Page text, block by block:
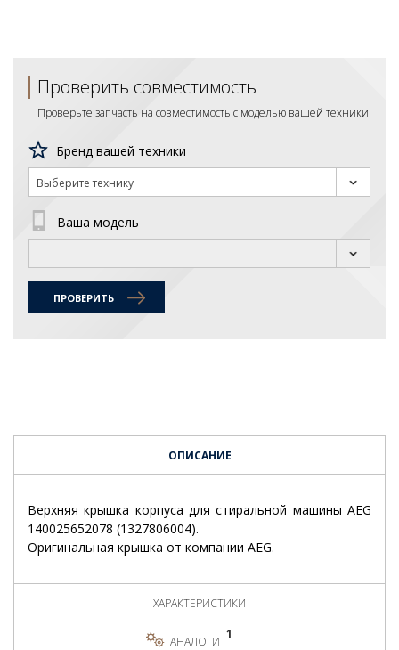
Проверить совместимость
Проверьте запчасть на совместимость с моделью вашей техники
Бренд вашей техники
Выберите технику
Ваша модель
ПРОВЕРИТЬ
ОПИСАНИЕ
Верхняя крышка корпуса для стиральной машины AEG
140025652078 (1327806004).
Оригинальная крышка от компании AEG.
ХАРАКТЕРИСТИКИ
АНАЛОГИ
1